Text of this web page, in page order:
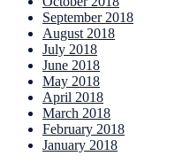
September 2018
August 2018
July 2018
June 2018
May 2018
April 2018
March 2018
February 2018
January 2018